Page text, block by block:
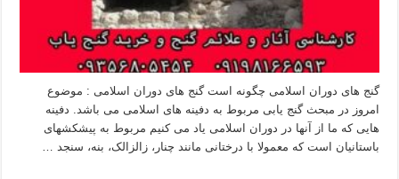
گنج های دوران اسلامی چگونه است گنج های دوران اسلامی : موضوع
امروز در مبحث گنج یابی مربوط به دفینه های اسلامی می باشد. دفینه
هایی که ما از آنها در دوران اسلامی یاد می کنیم مربوط به پیشکشهای
باستانیان است که معمولا با درختانی مانند چنار، زالزالک، بنه، سنجد …